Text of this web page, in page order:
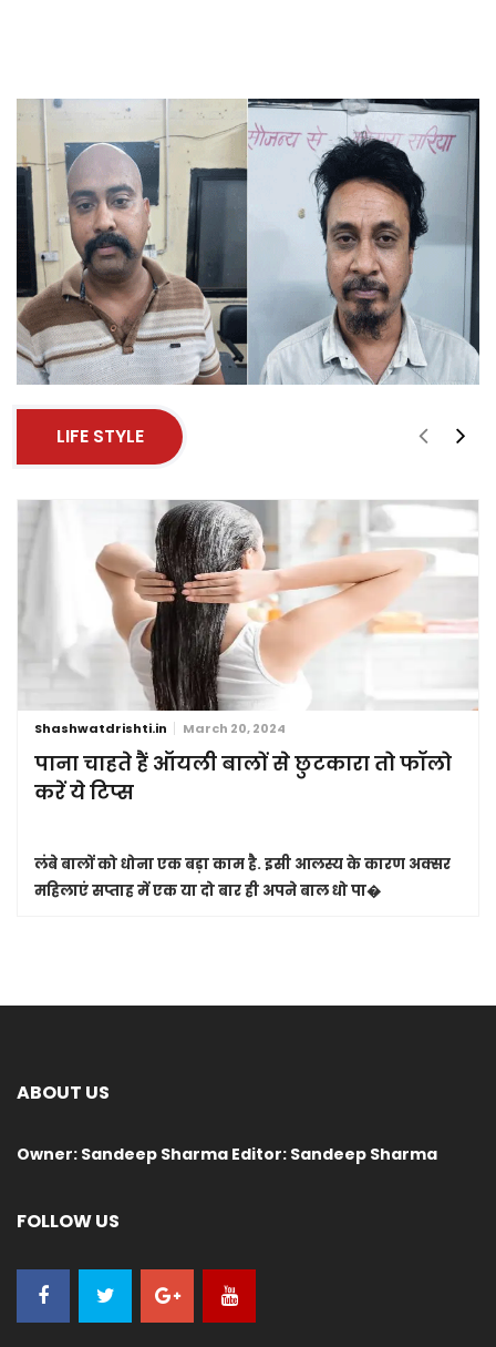
LIFE STYLE
Shashwatdrishti.in March 20, 2024
पाना चाहते हैं ऑयली बालों से छुटकारा तो फॉलो
करें ये टिप्स
लंबे बालों को धोना एक बड़ा काम है. इसी आलस्य के कारण अक्सर
महिलाएं सप्ताह में एक या दो बार ही अपने बाल धो पा�
ABOUT US
Owner: Sandeep Sharma Editor: Sandeep Sharma
FOLLOW US